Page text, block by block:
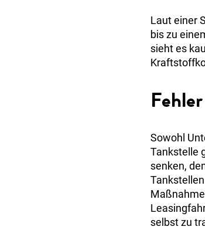
Laut einer
bis zu
sieht es
Sowohl
Tankstelle
senken,
selbst zu